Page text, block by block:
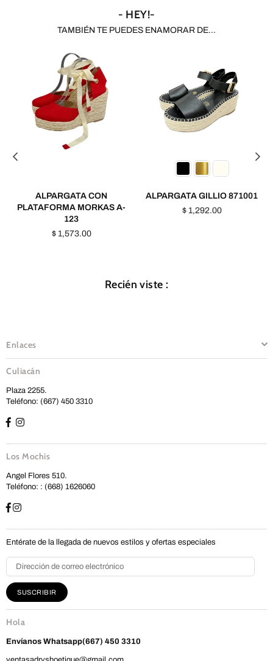
- HEY!-
TAMBIÉN TE PUEDES ENAMORAR DE...
ALPARGATA CON
PLATAFORMA MORKAS A-
123
Precio
$ 1,573.00
ALPARGATA GILLIO 871001
Precio
$ 1,292.00
Recién viste :
Enlaces
Culiacán
Plaza 2255.
Teléfono: (667) 450 3310
Los Mochis
Angel Flores 510.
Teléfono: : (668) 1626060
Entérate de la llegada de nuevos estilos y ofertas especiales
SUSCRIBIR
Hola
Envíanos Whatsapp(667) 450 3310